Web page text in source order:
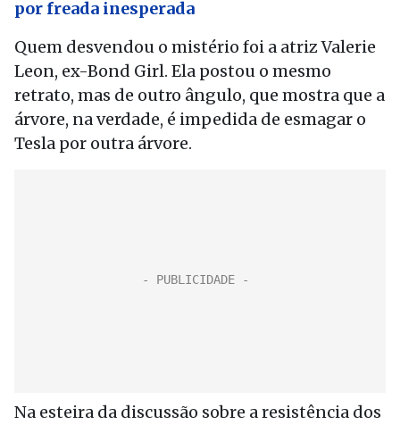
por freada inesperada
Quem desvendou o mistério foi a atriz Valerie
Leon, ex-Bond Girl. Ela postou o mesmo
retrato, mas de outro ângulo, que mostra que a
árvore, na verdade, é impedida de esmagar o
Tesla por outra árvore.
Na esteira da discussão sobre a resistência dos